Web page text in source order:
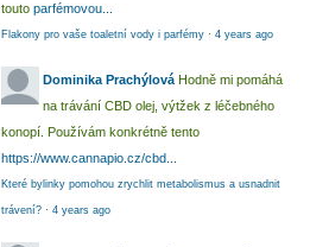
touto parfémovou...
Flakony pro vaše toaletní vody i parfémy · 4 years ago
Dominika Prachýlová Hodně mi pomáhá
na trávání CBD olej, výtžek z léčebného
konopí. Používám konkrétně tento
https://www.cannapio.cz/cbd...
Které bylinky pomohou zrychlit metabolismus a usnadnit
trávení? · 4 years ago